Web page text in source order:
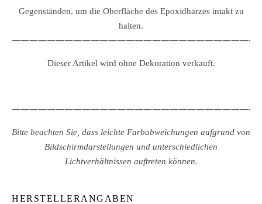
Gegenständen, um die Oberfläche des Epoxidharzes intakt zu
halten.
Dieser Artikel wird ohne Dekoration verkauft.
Bitte beachten Sie, dass leichte Farbabweichungen aufgrund von
Bildschirmdarstellungen und unterschiedlichen
Lichtverhältnissen auftreten können.
HERSTELLERANGABEN